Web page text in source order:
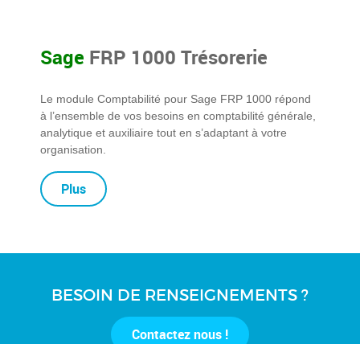
Sage FRP 1000 Trésorerie
Le module Comptabilité pour Sage FRP 1000 répond
à l’ensemble de vos besoins en comptabilité générale,
analytique et auxiliaire tout en s’adaptant à votre
organisation.
Plus
BESOIN DE RENSEIGNEMENTS ?
Contactez nous !